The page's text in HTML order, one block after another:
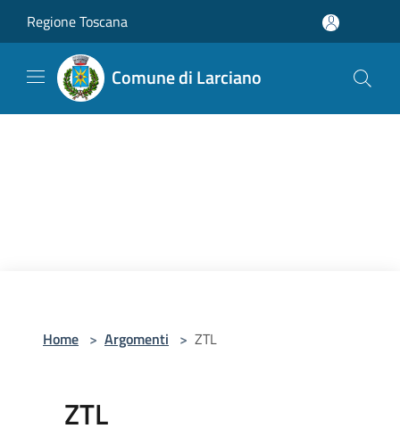
Regione Toscana
Comune di Larciano
Home > Argomenti > ZTL
ZTL